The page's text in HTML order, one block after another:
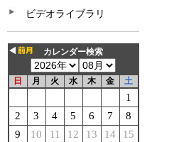
ビデオライブラリ
カレンダー検索
日 月 火 水 木 金 土
1
2
3 4 5 6 7
8
9
10 11 12 13 14
15